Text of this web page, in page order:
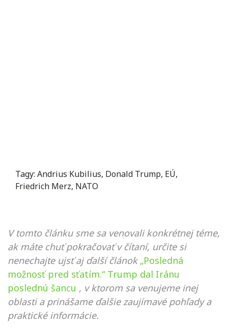
Tagy: Andrius Kubilius, Donald Trump, EÚ,
Friedrich Merz, NATO
V tomto článku sme sa venovali konkrétnej téme,
ak máte chuť pokračovať v čítaní, určite si
nenechajte ujsť aj ďalší článok „Posledná
možnosť pred sťatím.“ Trump dal Iránu
poslednú šancu , v ktorom sa venujeme inej
oblasti a prinášame ďalšie zaujímavé pohľady a
praktické informácie.